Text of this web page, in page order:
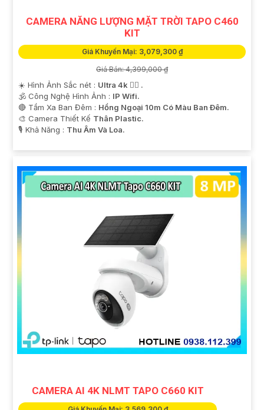
CAMERA NĂNG LƯỢNG MẶT TRỜI TAPO C460
KIT
Giá Khuyến Mại: 3,079,300 ₫
Giá Bán: 4,399,000 ₫
☀️ Hình Ảnh Sắc nét : Ultra 4k 👍🏾 .
🕉️ Công Nghệ Hình Ảnh : IP Wifi.
🔴 Tầm Xa Ban Đêm : Hồng Ngoại 10m Có Màu Ban Ðêm.
🎨 Camera Thiết Kế Thân Plastic.
️🎙 Khả Năng : Thu Âm Và Loa.
CAMERA AI 4K NLMT TAPO C660 KIT